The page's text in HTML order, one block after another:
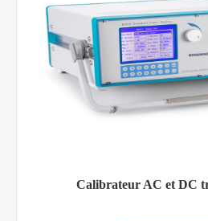
Calibrateur AC et DC